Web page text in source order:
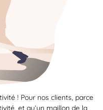
! Pour nos clients, parce